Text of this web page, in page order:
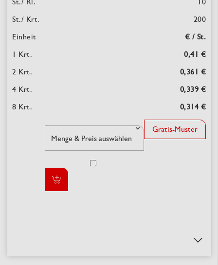
200
€ / St.
0,41 €
0,361 €
0,339 €
0,314 €
Gratis-Muster